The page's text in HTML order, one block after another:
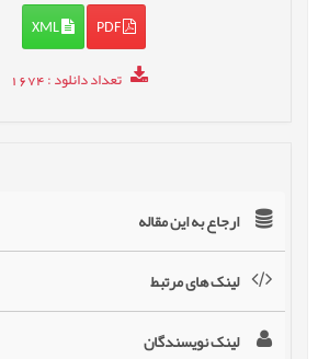
PDF
XML
تعداد دانلود: 1674
ارجاع به این مقاله
لینک های مرتبط
لینک نویسندگان